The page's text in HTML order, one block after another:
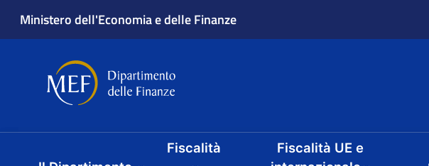
Fiscalità Fiscalità UE e